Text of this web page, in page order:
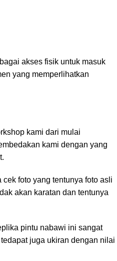
akses fisik untuk masuk
yang memperlihatkan
kami dari mulai
kami dengan yang
foto yang tentunya foto asli
akan karatan dan tentunya
pintu nabawi ini sangat
juga ukiran dengan nilai